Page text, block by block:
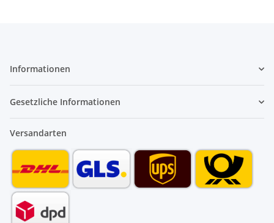
Informationen
Gesetzliche Informationen
Versandarten